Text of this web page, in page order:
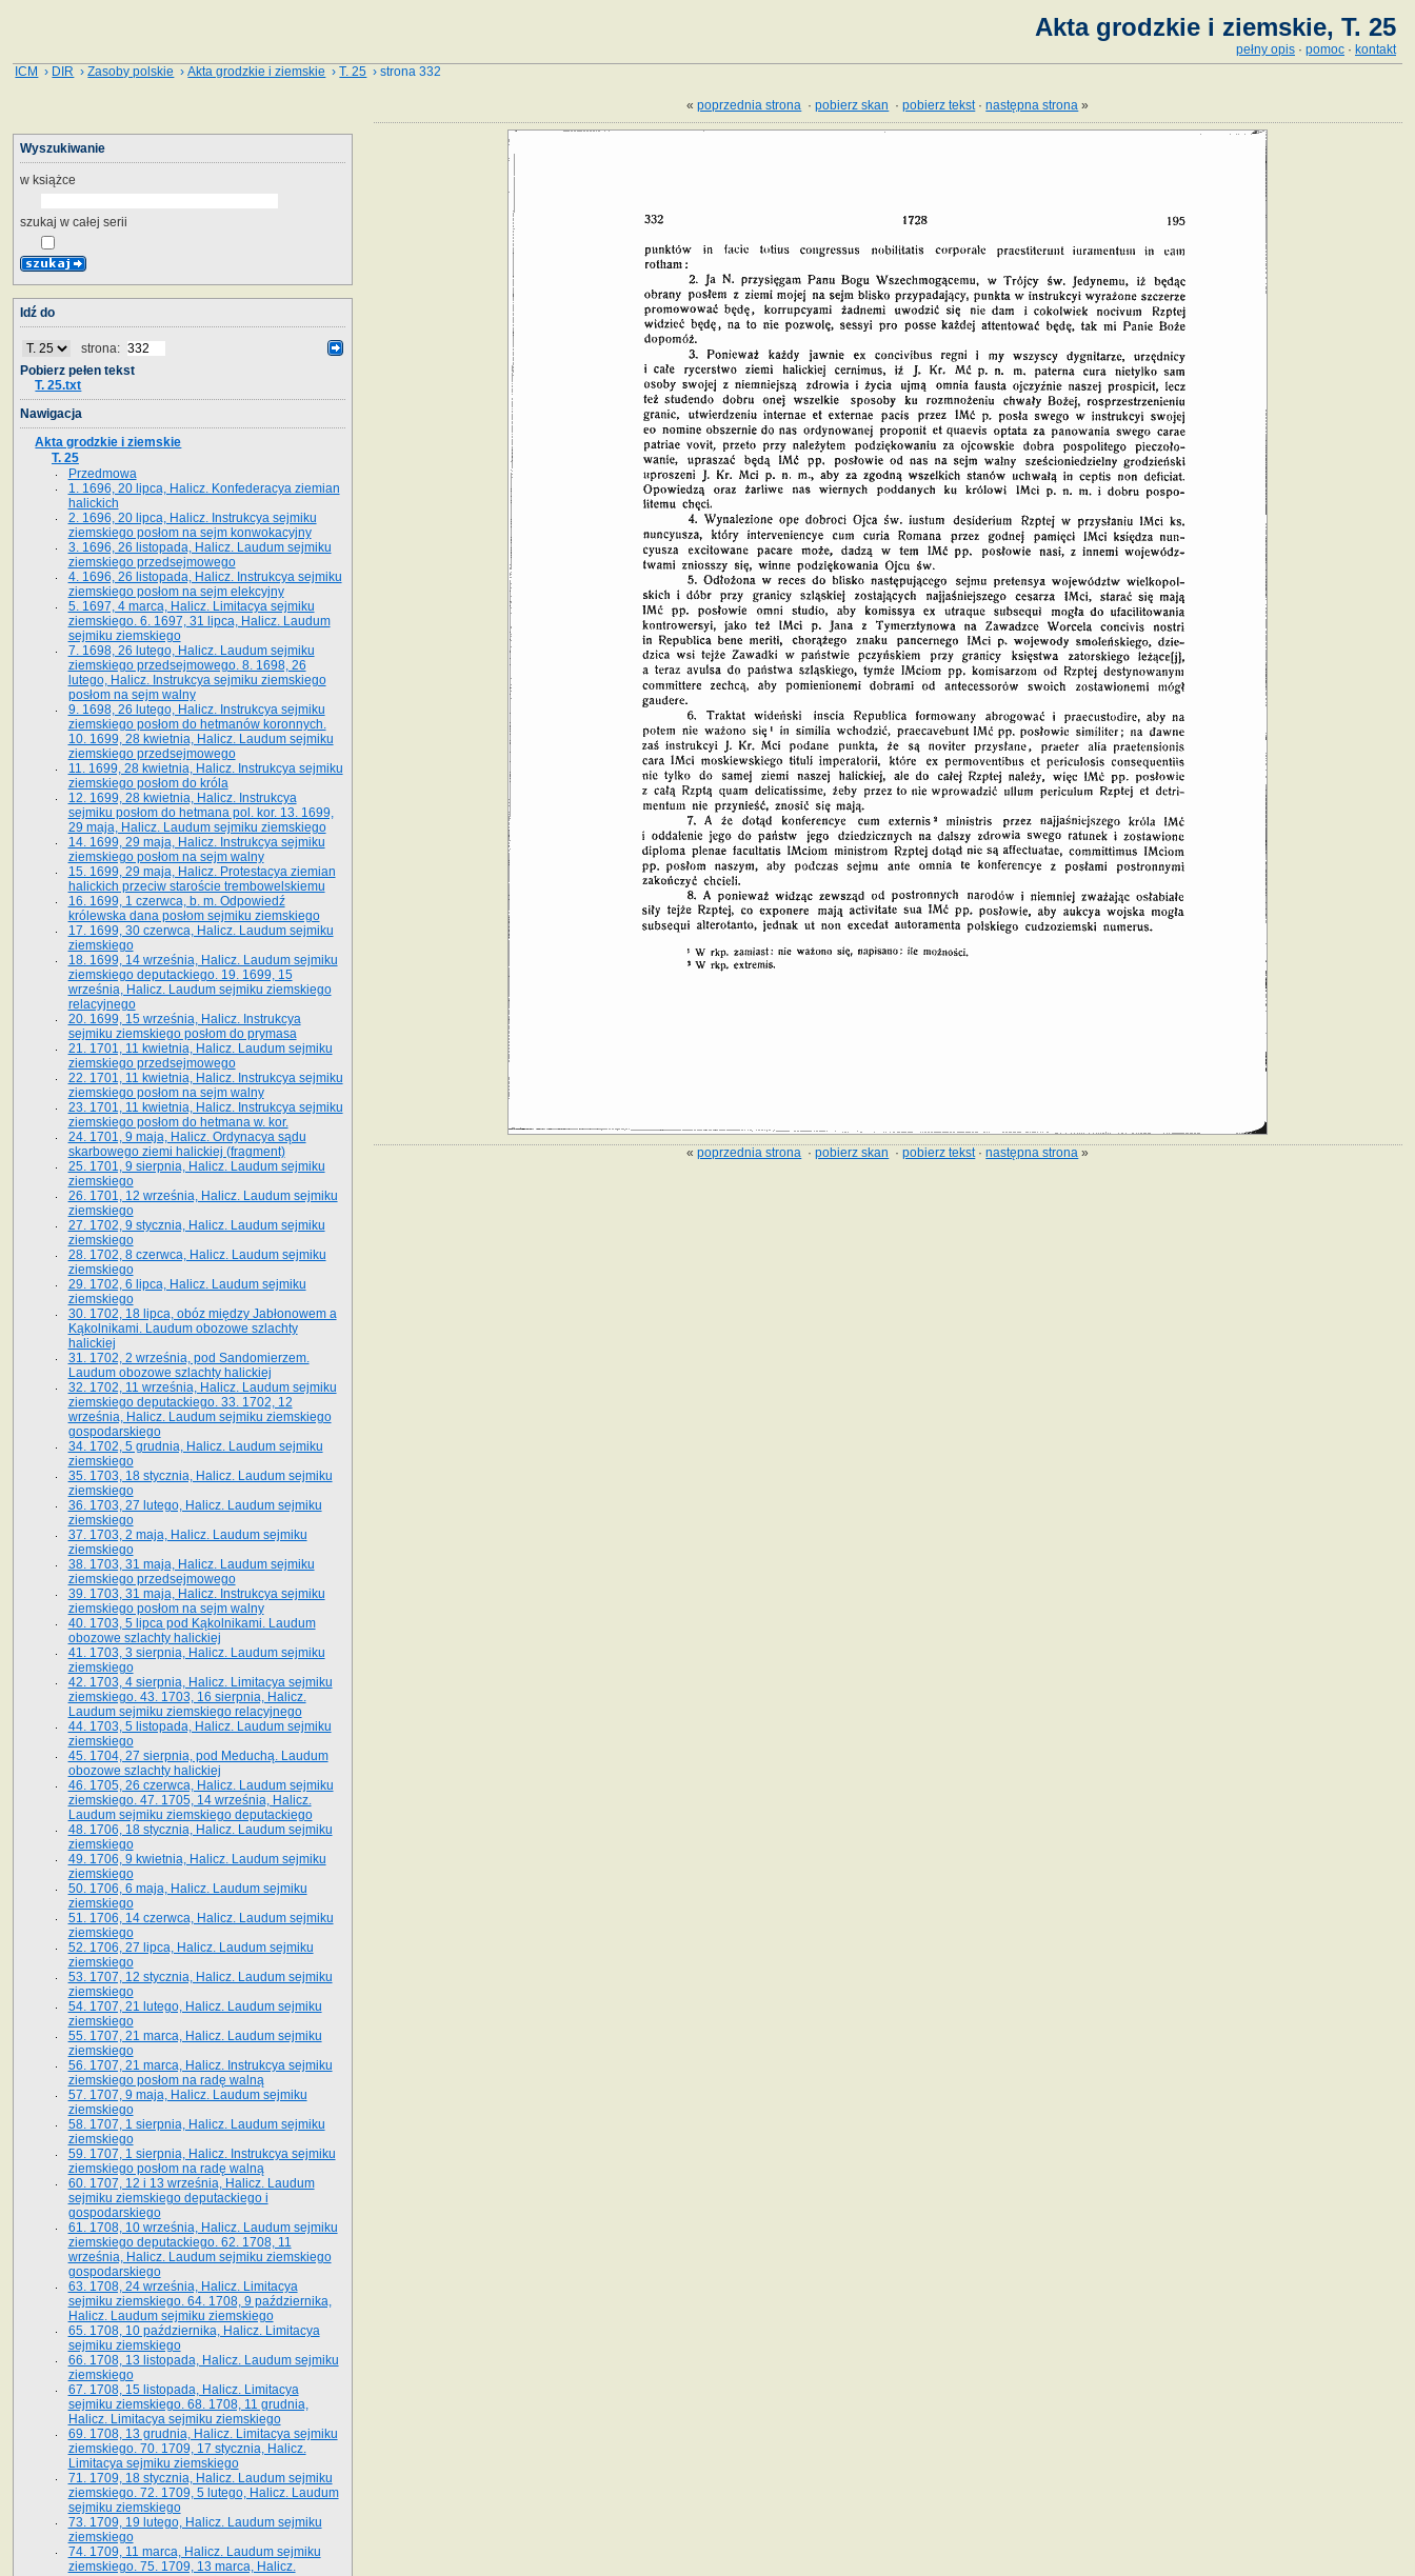
Akta grodzkie i ziemskie, T. 25
pełny opis · pomoc · kontakt
ICM › DIR ›Zasoby polskie ›Akta grodzkie i ziemskie ›T. 25 › strona 332
«poprzednia strona ·pobierz skan ·pobierz tekst·następna strona »
«poprzednia strona ·pobierz skan ·pobierz tekst·następna strona »
Wyszukiwanie
w książce
szukaj w całej serii
Idź do
strona:
Pobierz pełen tekst
T. 25.txt
Nawigacja
Akta grodzkie i ziemskie
T. 25
Przedmowa
1. 1696, 20 lipca, Halicz. Konfederacya ziemian
halickich
2. 1696, 20 lipca, Halicz. Instrukcya sejmiku
ziemskiego posłom na sejm konwokacyjny
3. 1696, 26 listopada, Halicz. Laudum sejmiku
ziemskiego przedsejmowego
4. 1696, 26 listopada, Halicz. Instrukcya sejmiku
ziemskiego posłom na sejm elekcyjny
5. 1697, 4 marca, Halicz. Limitacya sejmiku
ziemskiego. 6. 1697, 31 lipca, Halicz. Laudum
sejmiku ziemskiego
7. 1698, 26 lutego, Halicz. Laudum sejmiku
ziemskiego przedsejmowego. 8. 1698, 26
lutego, Halicz. Instrukcya sejmiku ziemskiego
posłom na sejm walny
9. 1698, 26 lutego, Halicz. Instrukcya sejmiku
ziemskiego posłom do hetmanów koronnych.
10. 1699, 28 kwietnia, Halicz. Laudum sejmiku
ziemskiego przedsejmowego
11. 1699, 28 kwietnia, Halicz. Instrukcya sejmiku
ziemskiego posłom do króla
12. 1699, 28 kwietnia, Halicz. Instrukcya
sejmiku posłom do hetmana pol. kor. 13. 1699,
29 maja, Halicz. Laudum sejmiku ziemskiego
14. 1699, 29 maja, Halicz. Instrukcya sejmiku
ziemskiego posłom na sejm walny
15. 1699, 29 maja, Halicz. Protestacya ziemian
halickich przeciw staroście trembowelskiemu
16. 1699, 1 czerwca, b. m. Odpowiedź
królewska dana posłom sejmiku ziemskiego
17. 1699, 30 czerwca, Halicz. Laudum sejmiku
ziemskiego
18. 1699, 14 września, Halicz. Laudum sejmiku
ziemskiego deputackiego. 19. 1699, 15
września, Halicz. Laudum sejmiku ziemskiego
relacyjnego
20. 1699, 15 września, Halicz. Instrukcya
sejmiku ziemskiego posłom do prymasa
21. 1701, 11 kwietnia, Halicz. Laudum sejmiku
ziemskiego przedsejmowego
22. 1701, 11 kwietnia, Halicz. Instrukcya sejmiku
ziemskiego posłom na sejm walny
23. 1701, 11 kwietnia, Halicz. Instrukcya sejmiku
ziemskiego posłom do hetmana w. kor.
24. 1701, 9 maja, Halicz. Ordynacya sądu
skarbowego ziemi halickiej (fragment)
25. 1701, 9 sierpnia, Halicz. Laudum sejmiku
ziemskiego
26. 1701, 12 września, Halicz. Laudum sejmiku
ziemskiego
27. 1702, 9 stycznia, Halicz. Laudum sejmiku
ziemskiego
28. 1702, 8 czerwca, Halicz. Laudum sejmiku
ziemskiego
29. 1702, 6 lipca, Halicz. Laudum sejmiku
ziemskiego
30. 1702, 18 lipca, obóz między Jabłonowem a
Kąkolnikami. Laudum obozowe szlachty
halickiej
31. 1702, 2 września, pod Sandomierzem.
Laudum obozowe szlachty halickiej
32. 1702, 11 września, Halicz. Laudum sejmiku
ziemskiego deputackiego. 33. 1702, 12
września, Halicz. Laudum sejmiku ziemskiego
gospodarskiego
34. 1702, 5 grudnia, Halicz. Laudum sejmiku
ziemskiego
35. 1703, 18 stycznia, Halicz. Laudum sejmiku
ziemskiego
36. 1703, 27 lutego, Halicz. Laudum sejmiku
ziemskiego
37. 1703, 2 maja, Halicz. Laudum sejmiku
ziemskiego
38. 1703, 31 maja, Halicz. Laudum sejmiku
ziemskiego przedsejmowego
39. 1703, 31 maja, Halicz. Instrukcya sejmiku
ziemskiego posłom na sejm walny
40. 1703, 5 lipca pod Kąkolnikami. Laudum
obozowe szlachty halickiej
41­. 1703, 3 sierpnia, Halicz. Laudum sejmiku
ziemskiego
42. 1703, 4 sierpnia, Halicz. Limitacya sejmiku
ziemskiego. 43. 1703, 16 sierpnia, Halicz.
Laudum sejmiku ziemskiego relacyjnego
44. 1703, 5 listopada, Halicz. Laudum sejmiku
ziemskiego
45. 1704, 27 sierpnia, pod Meduchą. Laudum
obozowe szlachty halickiej
46. 1705, 26 czerwca, Halicz. Laudum sejmiku
ziemskiego. 47. 1705, 14 września, Halicz.
Laudum sejmiku ziemskiego deputackiego
48. 1706, 18 stycznia, Halicz. Laudum sejmiku
ziemskiego
49. 1706, 9 kwietnia, Halicz. Laudum sejmiku
ziemskiego
50. 1706, 6 maja, Halicz. Laudum sejmiku
ziemskiego
51. 1706, 14 czerwca, Halicz. Laudum sejmiku
ziemskiego
52. 1706, 27 lipca, Halicz. Laudum sejmiku
ziemskiego
53. 1707, 12 stycznia, Halicz. Laudum sejmiku
ziemskiego
54. 1707, 21 lutego, Halicz. Laudum sejmiku
ziemskiego
55. 1707, 21 marca, Halicz. Laudum sejmiku
ziemskiego
56. 1707, 21 marca, Halicz. Instrukcya sejmiku
ziemskiego posłom na radę walną
57. 1707, 9 maja, Halicz. Laudum sejmiku
ziemskiego
58. 1707, 1 sierpnia, Halicz. Laudum sejmiku
ziemskiego
59. 1707, 1 sierpnia, Halicz. Instrukcya sejmiku
ziemskiego posłom na radę walną
60. 1707, 12 i 13 września, Halicz. Laudum
sejmiku ziemskiego deputackiego i
gospodarskiego
61. 1708, 10 września, Halicz. Laudum sejmiku
ziemskiego deputackiego. 62. 1708, 11
września, Halicz. Laudum sejmiku ziemskiego
gospodarskiego
63. 1708, 24 września, Halicz. Limitacya
sejmiku ziemskiego. 64. 1708, 9 października,
Halicz. Laudum sejmiku ziemskiego
65­. 1708, 10 października, Halicz. Limitacya
sejmiku ziemskiego
66. 1708, 13 listopada, Halicz. Laudum sejmiku
ziemskiego
67. 1708, 15 listopada, Halicz. Limitacya
sejmiku ziemskiego. 68. 1708, 11 grudnia,
Halicz. Limitacya sejmiku ziemskiego
69. 1708, 13 grudnia, Halicz. Limitacya sejmiku
ziemskiego. 70. 1709, 17 stycznia, Halicz.
Limitacya sejmiku ziemskiego
71. 1709, 18 stycznia, Halicz. Laudum sejmiku
ziemskiego. 72. 1709, 5 lutego, Halicz. Laudum
sejmiku ziemskiego
73. 1709, 19 lutego, Halicz. Laudum sejmiku
ziemskiego
74. 1709, 11 marca, Halicz. Laudum sejmiku
ziemskiego. 75. 1709, 13 marca, Halicz.